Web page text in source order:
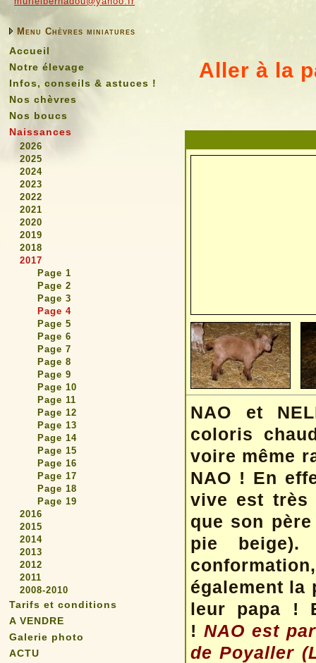
Menu Chèvres miniatures
Accueil
Notre élevage
Infos, conseils & astuces !
Nos chèvres
Nos boucs
Naissances
2026
2025
2024
2023
2022
2021
2020
2019
2018
2017
Page 1
Page 2
Page 3
Page 4
Page 5
Page 6
Page 7
Page 8
Page 9
Page 10
Page 11
Page 12
Page 13
Page 14
Page 15
Page 16
Page 17
Page 18
Page 19
2016
2015
2014
2013
2012
2011
2008-2010
Tarifs et conditions
A VENDRE
Galerie photo
ACTU
Aller à la
NAO et
coloris
voire même
NAO ! En
vive est très
que son
pie
également la
leur papa !
! NAO est
de Poyaller